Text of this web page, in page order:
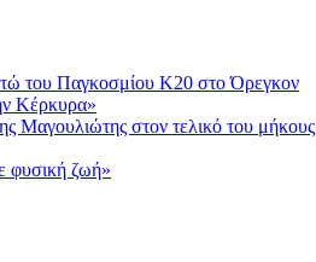
του Παγκοσμίου Κ20 στο Όρεγκον
Κέρκυρα»
Μαγουλιώτης στον τελικό του μήκους
φυσική ζωή»